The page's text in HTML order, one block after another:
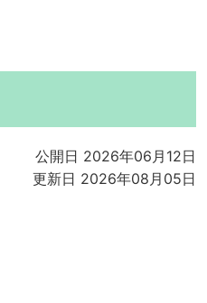
公開日 2026年06月12日
更新日 2026年08月05日